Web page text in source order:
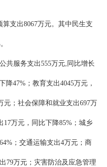
支出8067万元。其中民生支
共服务支出555万元,同比增长
降47%；教育支出4045万元，
元；社会保障和就业支出697万
17万元，同比下降85%；城乡
；交通运输支出4万元；商
79万元；灾害防治及应急管理